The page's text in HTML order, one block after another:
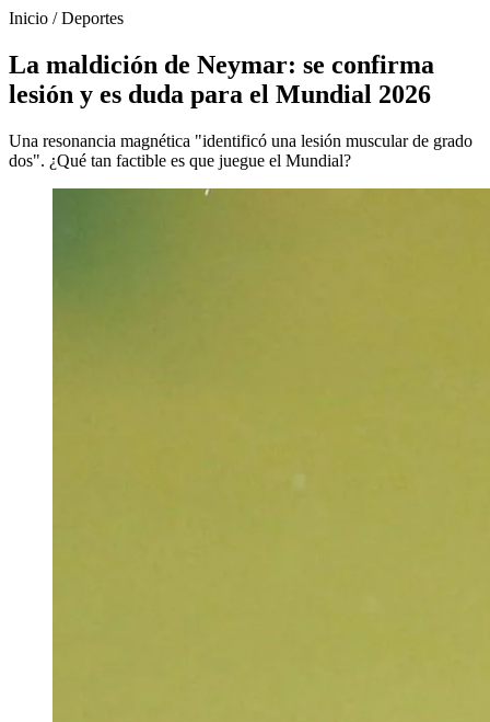
Inicio /Deportes
La maldición de Neymar: se confirma
lesión y es duda para el Mundial 2026
Una resonancia magnética "identificó una lesión muscular de grado
dos". ¿Qué tan factible es que juegue el Mundial?